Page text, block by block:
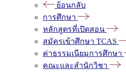
ย้อนกลับ
การศึกษา
หลักสูตรที่เปิดสอน
สมัครเข้าศึกษา TCAS
ค่าธรรมเนียมการศึกษา
คณะและสำนักวิชา